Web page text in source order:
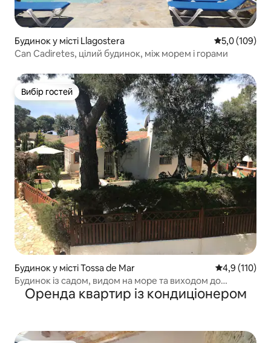
Будинок у місті Llagostera Середня
5,0 (109)
Can Cadiretes, цілий будинок, між морем і горами
Вибір гостей
Вибір гостей
Будинок у місті Tossa de Mar Середня
4,9 (110)
Будинок із садом, видом на море та виходом до
приватного пляжу
Оренда квартир із кондиціонером